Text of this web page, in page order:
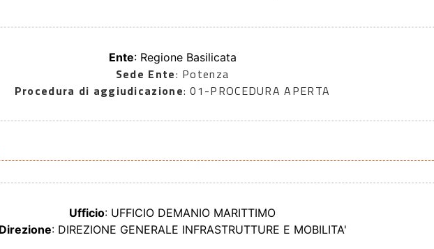
Ente: Regione Basilicata
Sede Ente: Potenza
Procedura di aggiudicazione: 01-PROCEDURA APERTA
Ufficio: UFFICIO DEMANIO MARITTIMO
Direzione: DIREZIONE GENERALE INFRASTRUTTURE E MOBILITA'